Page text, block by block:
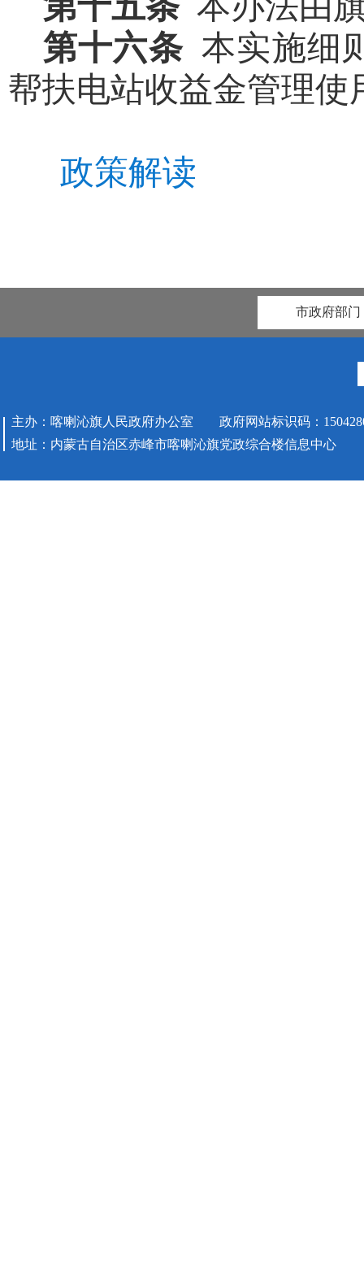
第十六条 本实施细
帮扶电站收益金管理
政策解读
市政府部门
主办：喀喇沁旗人民政府办公室 政府网站标识码：
地址：内蒙古自治区赤峰市喀喇沁旗党政综合楼信息中心